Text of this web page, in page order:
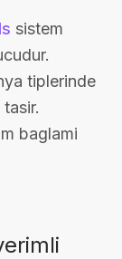
sistem
tiplerinde
baglami